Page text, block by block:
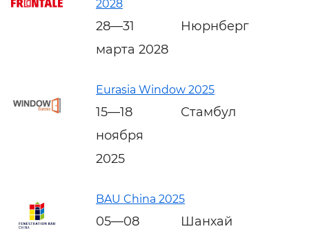
2028
28—31
марта 2028
Нюрнберг
Eurasia Window 2025
15—18
ноября
2025
Стамбул
BAU China 2025
05—08
Шанхай